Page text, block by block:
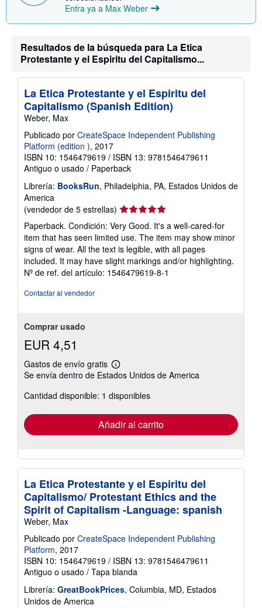
Entra ya a Max Weber
Resultados de la búsqueda para La Etica
Protestante y el Espiritu del Capitalismo...
La Etica Protestante y el Espiritu del
Capitalismo (Spanish Edition)
Weber, Max
Publicado por CreateSpace Independent Publishing
Platform (edition ), 2017
ISBN 10: 1546479619 / ISBN 13: 9781546479611
Antiguo o usado / Paperback
Librería: BooksRun, Philadelphia, PA, Estados Unidos de
America
(vendedor de 5 estrellas) Calificación
vendedor:
5
de
5
estrellas
Paperback. Condición: Very Good. It's a well-cared-for
item that has seen limited use. The item may show minor
signs of wear. All the text is legible, with all pages
included. It may have slight markings and/or highlighting.
Nº de ref. del artículo: 1546479619-8-1
Contactar al vendedor
Comprar usado
EUR 4,51
Gastos de envío gratis
Más
información
las
tarifas
envío
Se envía dentro de Estados Unidos de America
Cantidad disponible: 1 disponibles
Añadir al carrito
La Etica Protestante y el Espiritu del
Capitalismo/ Protestant Ethics and the
Spirit of Capitalism -Language: spanish
Weber, Max
Publicado por CreateSpace Independent Publishing
Platform, 2017
ISBN 10: 1546479619 / ISBN 13: 9781546479611
Antiguo o usado / Tapa blanda
Librería: GreatBookPrices, Columbia, MD, Estados
Unidos de America